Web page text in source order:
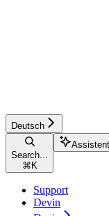
Deutsch
Search...
⌘ K
Support
Devin